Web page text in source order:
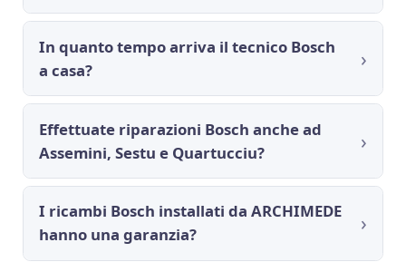
In quanto tempo arriva il tecnico Bosch
a casa?
Effettuate riparazioni Bosch anche ad
Assemini, Sestu e Quartucciu?
I ricambi Bosch installati da ARCHIMEDE
hanno una garanzia?